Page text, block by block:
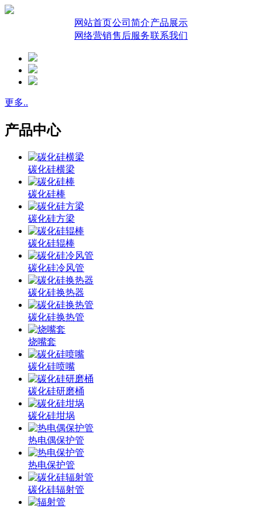
网站首页公司简介产品展示
网络营销售后服务联系我们
更多..
产品中心
碳化硅横梁
碳化硅棒
碳化硅方梁
碳化硅辊棒
碳化硅冷风管
碳化硅换热器
碳化硅换热管
烧嘴套
碳化硅喷嘴
碳化硅研磨桶
碳化硅坩埚
热电偶保护管
热电保护管
碳化硅辐射管